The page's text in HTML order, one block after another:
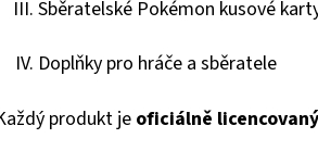
Sběratelské Pokémon kusové
Doplňky pro hráče a sběratele
produkt je oficiálně licencovaný